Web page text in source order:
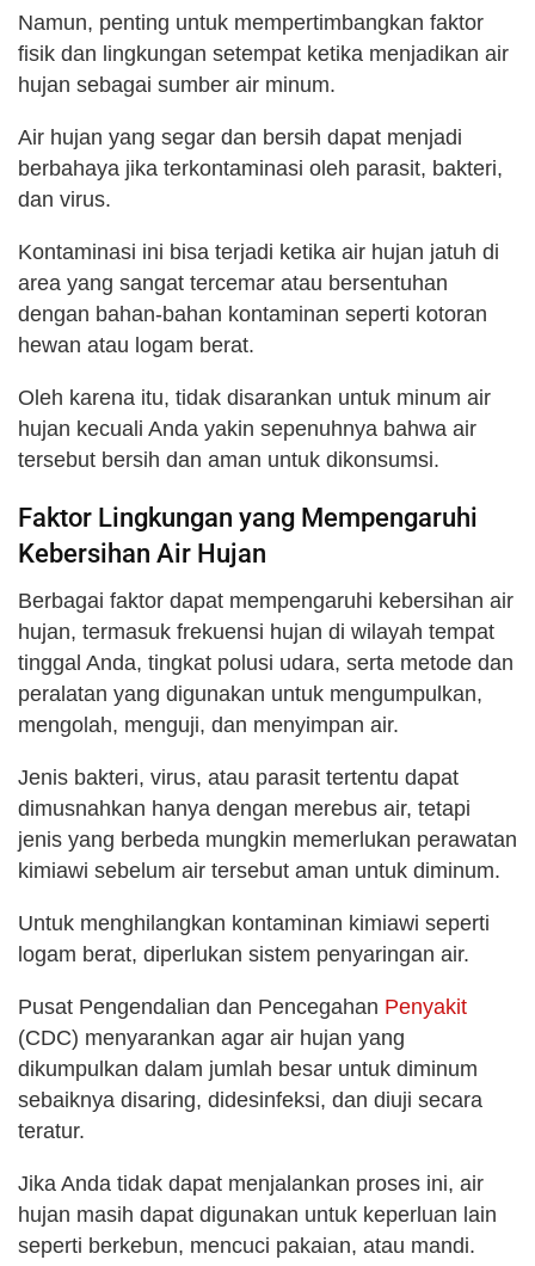
Namun, penting untuk mempertimbangkan faktor
fisik dan lingkungan setempat ketika menjadikan air
hujan sebagai sumber air minum.
Air hujan yang segar dan bersih dapat menjadi
berbahaya jika terkontaminasi oleh parasit, bakteri,
dan virus.
Kontaminasi ini bisa terjadi ketika air hujan jatuh di
area yang sangat tercemar atau bersentuhan
dengan bahan-bahan kontaminan seperti kotoran
hewan atau logam berat.
Oleh karena itu, tidak disarankan untuk minum air
hujan kecuali Anda yakin sepenuhnya bahwa air
tersebut bersih dan aman untuk dikonsumsi.
Faktor Lingkungan yang Mempengaruhi
Kebersihan Air Hujan
Berbagai faktor dapat mempengaruhi kebersihan air
hujan, termasuk frekuensi hujan di wilayah tempat
tinggal Anda, tingkat polusi udara, serta metode dan
peralatan yang digunakan untuk mengumpulkan,
mengolah, menguji, dan menyimpan air.
Jenis bakteri, virus, atau parasit tertentu dapat
dimusnahkan hanya dengan merebus air, tetapi
jenis yang berbeda mungkin memerlukan perawatan
kimiawi sebelum air tersebut aman untuk diminum.
Untuk menghilangkan kontaminan kimiawi seperti
logam berat, diperlukan sistem penyaringan air.
Pusat Pengendalian dan Pencegahan Penyakit
(CDC) menyarankan agar air hujan yang
dikumpulkan dalam jumlah besar untuk diminum
sebaiknya disaring, didesinfeksi, dan diuji secara
teratur.
Jika Anda tidak dapat menjalankan proses ini, air
hujan masih dapat digunakan untuk keperluan lain
seperti berkebun, mencuci pakaian, atau mandi.